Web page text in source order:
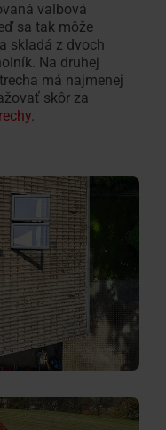
valbová
sa tak môže
skladá z dvoch
Na druhej
má najmenej
skôr za
.